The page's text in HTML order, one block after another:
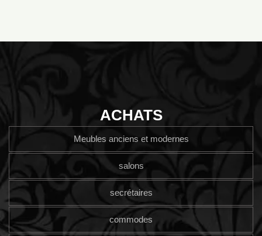
ACHATS
Meubles anciens et modernes
salons
secrétaires
commodes